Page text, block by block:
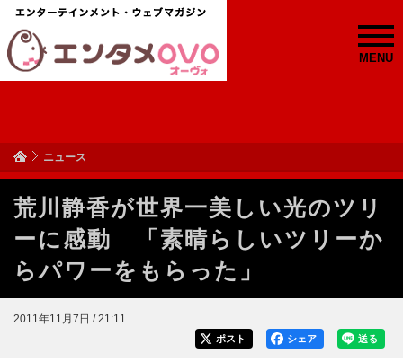
MENU
ニュース
荒川静香が世界一美しい光のツリ
ーに感動 「素晴らしいツリーか
らパワーをもらった」
2011年11月7日 / 21:11
送る
シェア
ポスト